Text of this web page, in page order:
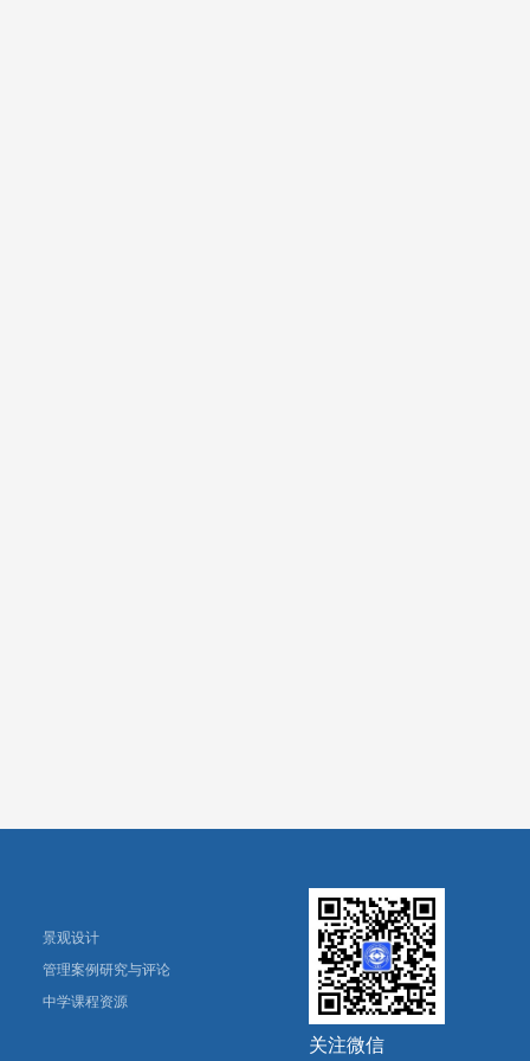
景观设计
管理案例研究与评论
中学课程资源
关注微信